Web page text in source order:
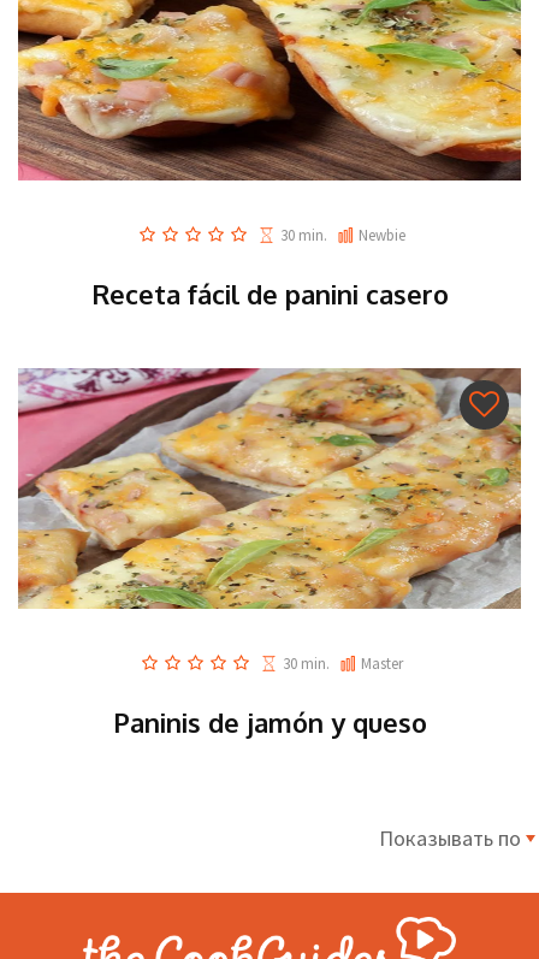
30 min. Newbie
Receta fácil de panini casero
30 min. Master
Paninis de jamón y queso
Показывать по